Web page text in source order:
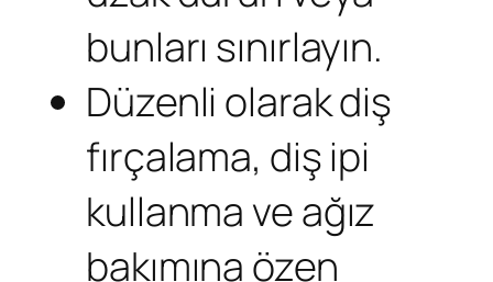
bunları sınırlayın.
Düzenli olarak diş
fırçalama, diş ipi
kullanma ve ağız
bakımına özen